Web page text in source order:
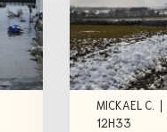
MICKAEL C. |
12H33